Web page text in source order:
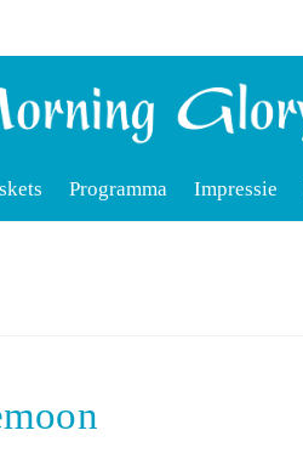
Programma Impressie